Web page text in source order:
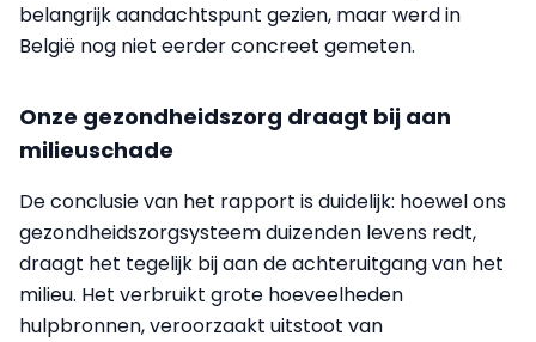
belangrijk aandachtspunt gezien, maar werd in
België nog niet eerder concreet gemeten.
Onze gezondheidszorg draagt bij aan
milieuschade
De conclusie van het rapport is duidelijk: hoewel ons
gezondheidszorgsysteem duizenden levens redt,
draagt het tegelijk bij aan de achteruitgang van het
milieu. Het verbruikt grote hoeveelheden
hulpbronnen, veroorzaakt uitstoot van